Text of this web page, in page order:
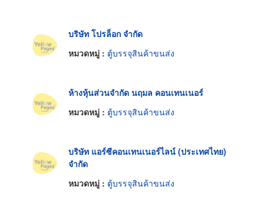
บริษัท โปรล็อก จำกัด
หมวดหมู่ : ตู้บรรจุสินค้าขนส่ง
ห้างหุ้นส่วนจำกัด นฤมล คอนเทนเนอร์
หมวดหมู่ : ตู้บรรจุสินค้าขนส่ง
บริษัท แอร์ซีคอนเทนเนอร์ไลน์ (ประเทศไทย)
จำกัด
หมวดหมู่ : ตู้บรรจุสินค้าขนส่ง